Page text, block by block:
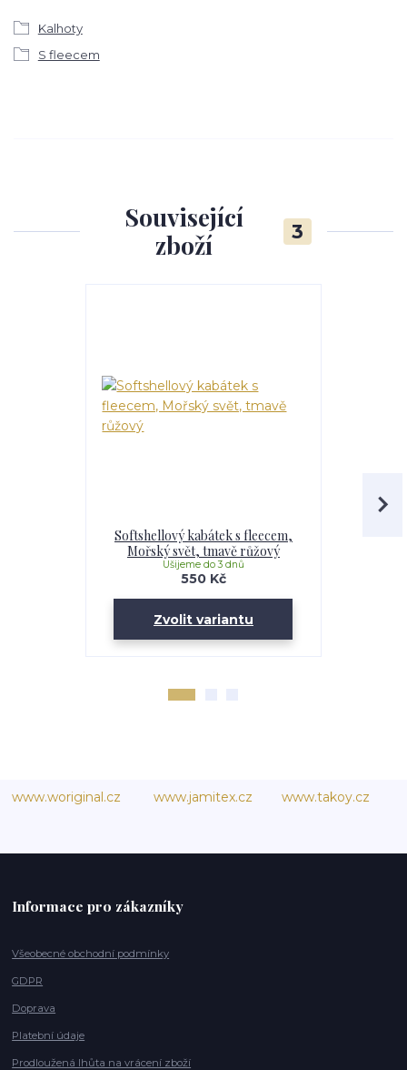
Kalhoty
S fleecem
Související
zboží
3
Softshellový kabátek s fleecem,
Mořský svět, tmavě růžový
550 Kč
Ušijeme do 3 dnů
Zvolit variantu
www.woriginal.cz www.jamitex.cz www.takoy.cz
Informace pro zákazníky
Všeobecné obchodní podmínky
GDPR
Doprava
Platební údaje
Prodloužená lhůta na vrácení zboží